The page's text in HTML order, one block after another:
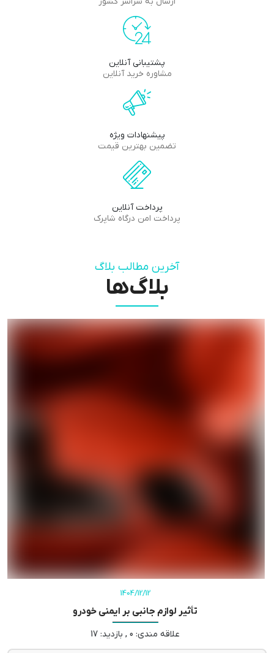
پشتیبانی آنلاین
مشاوره خرید آنلاین
پیشنهادات ویژه
تضمین بهترین قیمت
پرداخت آنلاین
پرداخت امن درگاه شاپرک
آخرین مطالب بلاگ‌
بلاگ‌ها
1404/12/12
علاقه مندی